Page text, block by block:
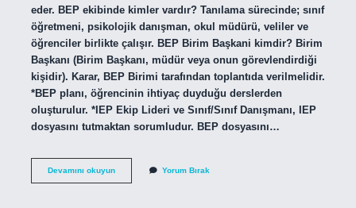
eder. BEP ekibinde kimler vardır? Tanılama sürecinde; sınıf
öğretmeni, psikolojik danışman, okul müdürü, veliler ve
öğrenciler birlikte çalışır. BEP Birim Başkani kimdir? Birim
Başkanı (Birim Başkanı, müdür veya onun görevlendirdiği
kişidir). Karar, BEP Birimi tarafından toplantıda verilmelidir.
*BEP planı, öğrencinin ihtiyaç duyduğu derslerden
oluşturulur. *IEP Ekip Lideri ve Sınıf/Sınıf Danışmanı, IEP
dosyasını tutmaktan sorumludur. BEP dosyasını…
Devamını okuyunBireyselleştirilmişYorum Bırak